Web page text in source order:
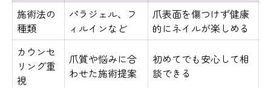
施術法の
種類
パラジェル、フ
ィルインなど
爪表面を傷つけず健康
的にネイルが楽しめる
カウンセ
リング重
視
爪質や悩みに合
わせた施術提案
初めてでも安心して相
談できる